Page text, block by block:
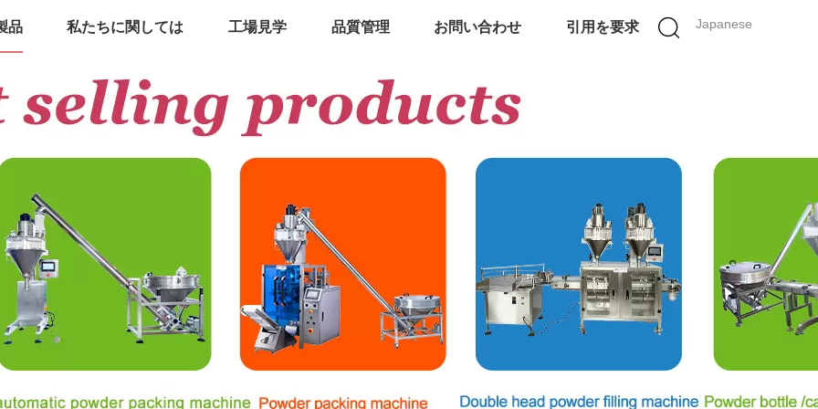
Japanese
品 私たちに関しては 工場見学 品質管理 お問い合わせ 引用を要求